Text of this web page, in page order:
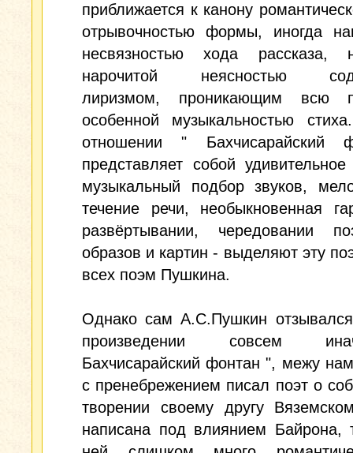
приближается к канону
отрывочностью формы, иногда
несвязностью хода рассказа,
нарочитой неясностью
лиризмом, проникающим всю
особенной музыкальностью
отношении " Бахчисарайский
представляет собой
музыкальный подбор звуков,
течение речи, необыкновенная
развёртывании, чередовании
образов и картин - выделяют эту
всех поэм Пушкина.
Однако сам А.С.Пушкин
произведении совсем
Бахчисарайский фонтан ", межу
с пренебрежением писал поэт о
творении своему другу
написана под влиянием Байрона,